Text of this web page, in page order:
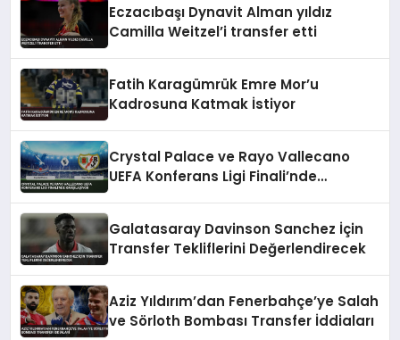
Eczacıbaşı Dynavit Alman yıldız
Camilla Weitzel’i transfer etti
Fatih Karagümrük Emre Mor’u
Kadrosuna Katmak İstiyor
Crystal Palace ve Rayo Vallecano
UEFA Konferans Ligi Finali’nde
Galatasaray Davinson Sanchez İçin
Transfer Tekliflerini Değerlendirecek
Aziz Yıldırım’dan Fenerbahçe’ye Salah
ve Sörloth Bombası Transfer İddiaları